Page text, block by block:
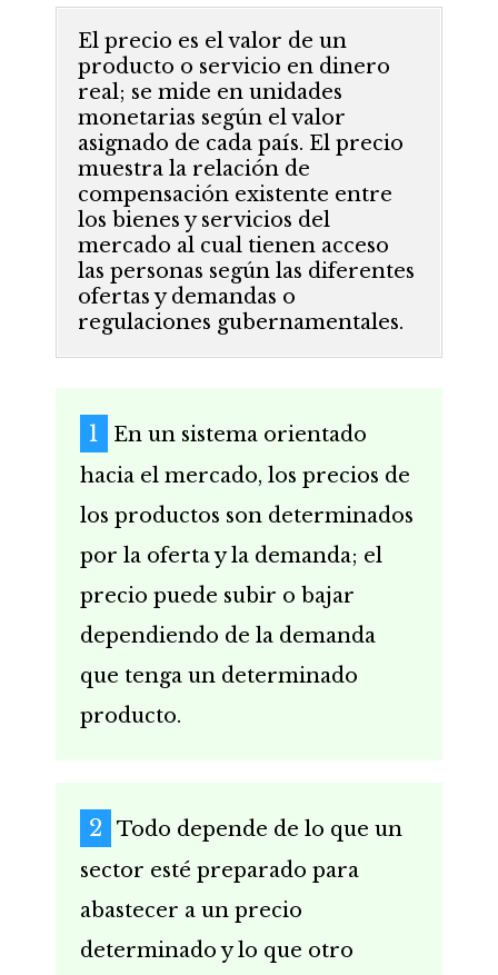
El precio es el valor de un
producto o servicio en dinero
real; se mide en unidades
monetarias según el valor
asignado de cada país. El precio
muestra la relación de
compensación existente entre
los bienes y servicios del
mercado al cual tienen acceso
las personas según las diferentes
ofertas y demandas o
regulaciones gubernamentales.
En un sistema orientado
hacia el mercado, los precios de
los productos son determinados
por la oferta y la demanda; el
precio puede subir o bajar
dependiendo de la demanda
que tenga un determinado
producto.
Todo depende de lo que un
sector esté preparado para
abastecer a un precio
determinado y lo que otro